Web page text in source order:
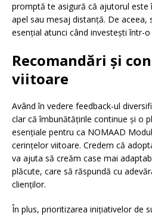
promptă te asigură că ajutorul este
apel sau mesaj distanță. De
esențial atunci când investești într-
Recomandări și
viitoare
Având în vedere feedback-ul
clar că îmbunătățirile continue și o
esențiale pentru ca NOMAAD
cerințelor viitoare. Credem că
va ajuta să creăm case mai
plăcute, care să răspundă cu
clienților.
În plus, prioritizarea inițiativelor de